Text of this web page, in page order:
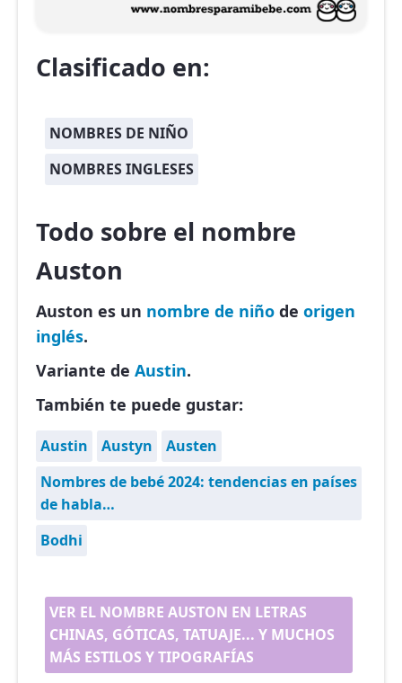
Clasificado en:
NOMBRES DE NIÑO
NOMBRES INGLESES
Todo sobre el nombre
Auston
Auston es un nombre de niño de origen
inglés.
Variante de Austin.
También te puede gustar:
Austin Austyn
Austen
Nombres de bebé 2024: tendencias en países
de habla…
Bodhi
VER EL NOMBRE AUSTON EN LETRAS
CHINAS, GÓTICAS, TATUAJE... Y MUCHOS
MÁS ESTILOS Y TIPOGRAFÍAS